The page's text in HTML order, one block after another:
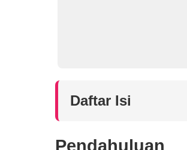
Daftar Isi
Pendahuluan